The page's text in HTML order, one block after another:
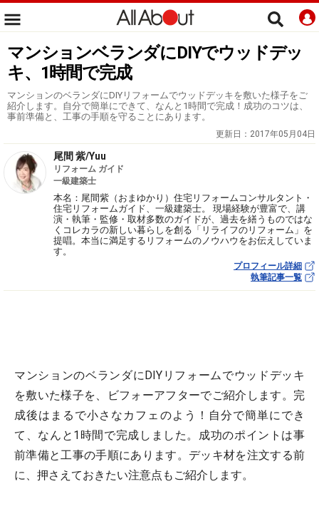
マンションベランダにDIYでウッドデッ
キ、1時間で完成
マンションのベランダにDIYリフォームでウッドデッキを敷いた様子をご
紹介します。自分で簡単にできて、なんと1時間で完成！成功のコツは、
事前準備と、工事の手順を守ることにあります。
更新日： 2017年05月04日
尾間 紫/Yuu
リフォーム ガイド
一級建築士
本名：尾間紫（おまゆかり）住宅リフォームコンサルタント・
住宅リフォームガイド、一級建築士。 現場経験が豊富で、講
演・執筆・監修・取材多数のガイドが、過去を繕うものではな
くコレカラの新しい暮らしを創る「リライフのリフォーム」を
提唱。本当に満足するリフォームのノウハウをお伝えしていま
す。
プロフィール詳細
執筆記事一覧
マンションのベランダにDIYリフォームでウッドデッキ
を敷いた様子を、ビフォーアフターでご紹介します。完
成後はまるで小さなカフェのよう！自分で簡単にでき
て、なんと1時間で完成しました。成功のポイントは事
前準備と工事の手順にあります。デッキ材を注文する前
に、押さえておきたい注意点もご紹介します。